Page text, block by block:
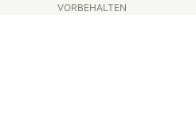
VORBEHALTEN